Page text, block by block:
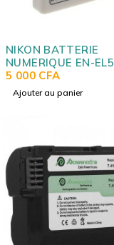
NIKON BATTERIE
NUMERIQUE EN-EL5
5 000 CFA
Ajouter au panier